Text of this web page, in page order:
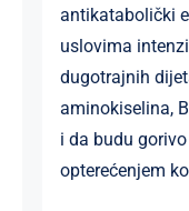
antikatabolički
uslovima
dugotrajnih
aminokiselina,
i da budu
opterećenjem